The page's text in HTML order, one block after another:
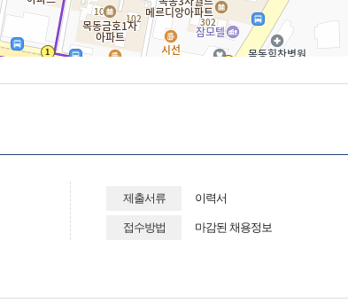
제출서류 이력서
접수방법 마감된 채용정보